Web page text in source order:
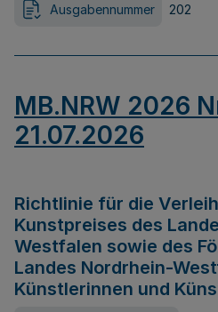
Ausgabennummer 202
MB.NRW 2026
21.07.2026
Richtlinie für die
Kunstpreises des
Westfalen sowie des
Landes Nordrhein-
Künstlerinnen und